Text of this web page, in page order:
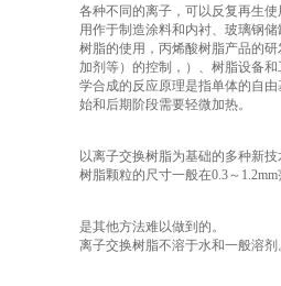
各种不同的离子，可以反复再生
用作于制造涂料和内衬、玻璃钢
树脂的使用，丙烯酸树脂产品的
加剂等）的控制，）、树脂设备
学合成的反应原理是指单体的自
始和后期阶段需要轻微加热。
以离子交换树脂为基础的多种新
树脂颗粒的尺寸一般在0.3～
是其他方法难以做到的。
离子交换树脂不溶于水和一般溶剂